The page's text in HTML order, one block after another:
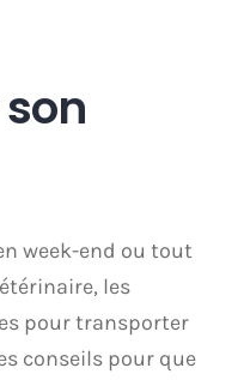
week-end ou tout
les
pour transporter
conseils pour que